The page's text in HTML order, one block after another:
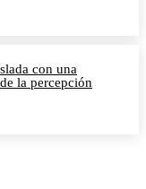
con una
la percepción